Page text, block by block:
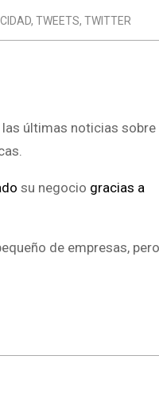
, TWEETS, TWITTER
las últimas noticias sobre
su negocio gracias a
de empresas, pero